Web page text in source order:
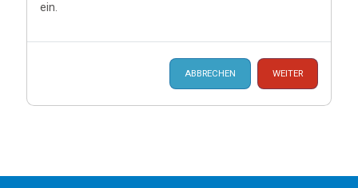
ein.
ABBRECHEN WEITER